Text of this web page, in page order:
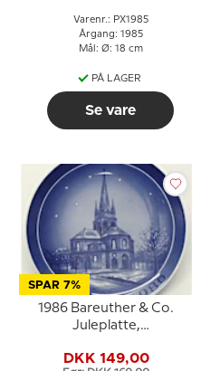
Varenr.: PX1985
Årgang: 1985
Mål: Ø: 18 cm
PÅ LAGER
Se vare
SPAR 7%
1986 Bareuther & Co.
Juleplatte,
DKK 149,00